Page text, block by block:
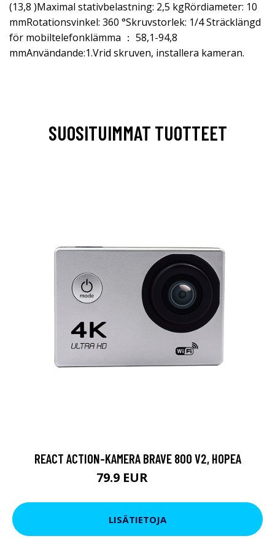
(13,8 )Maximal stativbelastning: 2,5 kgRördiameter: 10
mmRotationsvinkel: 360 °Skruvstorlek: 1/4 Sträcklängd
för mobiltelefonklämma ： 58,1-94,8
mmAnvändande:1.Vrid skruven, installera kameran.
SUOSITUIMMAT TUOTTEET
REACT ACTION-KAMERA BRAVE 800 V2, HOPEA
79.9 EUR
LISÄTIETOJA